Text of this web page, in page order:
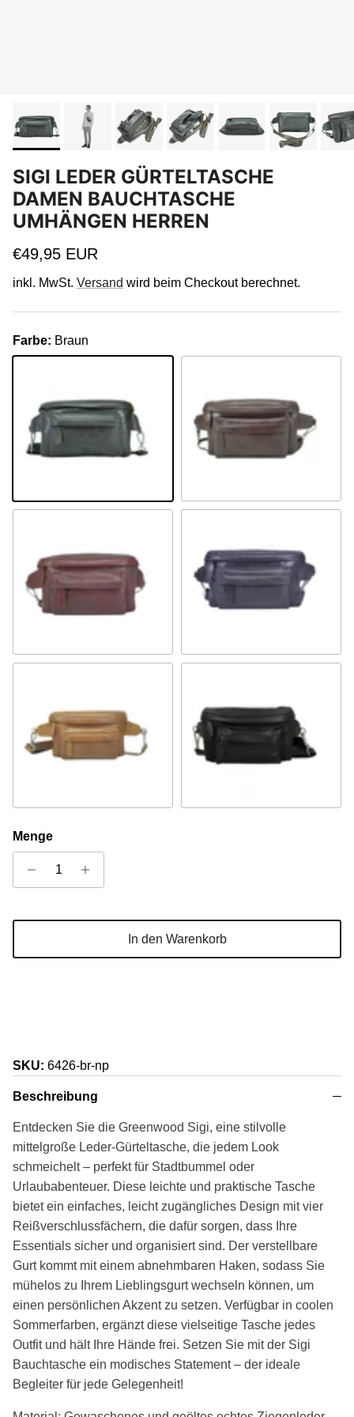
SIGI LEDER GÜRTELTASCHE
DAMEN BAUCHTASCHE
UMHÄNGEN HERREN
Normaler Preis
€49,95 EUR
inkl. MwSt. Versand wird beim Checkout berechnet.
Farbe: Braun
Braun Cognac
Rot Navy
Camel Schwarz
Menge
In den Warenkorb
SKU: 6426-br-np
Beschreibung
Entdecken Sie die Greenwood Sigi, eine stilvolle
mittelgroße Leder-Gürteltasche, die jedem Look
schmeichelt – perfekt für Stadtbummel oder
Urlaubabenteuer. Diese leichte und praktische Tasche
bietet ein einfaches, leicht zugängliches Design mit vier
Reißverschlussfächern, die dafür sorgen, dass Ihre
Essentials sicher und organisiert sind. Der verstellbare
Gurt kommt mit einem abnehmbaren Haken, sodass Sie
mühelos zu Ihrem Lieblingsgurt wechseln können, um
einen persönlichen Akzent zu setzen. Verfügbar in coolen
Sommerfarben, ergänzt diese vielseitige Tasche jedes
Outfit und hält Ihre Hände frei. Setzen Sie mit der Sigi
Bauchtasche ein modisches Statement – der ideale
Begleiter für jede Gelegenheit!